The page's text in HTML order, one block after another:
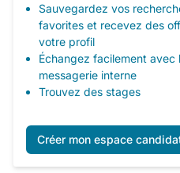
Sauvegardez vos
favorites et recevez des
votre profil
Échangez facilement avec
messagerie interne
Trouvez des stages
Créer mon espace